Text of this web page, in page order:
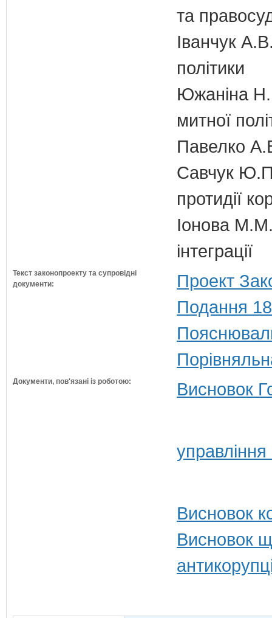
та
Іванчук
політики
Южаніна
митної
Павелко
Савчук Ю.П.
протидії
Іонова М.М.
інтеграції
Текст законопроекту та супровідні
документи:
Проект
Подання
Документи, пов'язані із роботою: Висновок
Висновок
Висновок